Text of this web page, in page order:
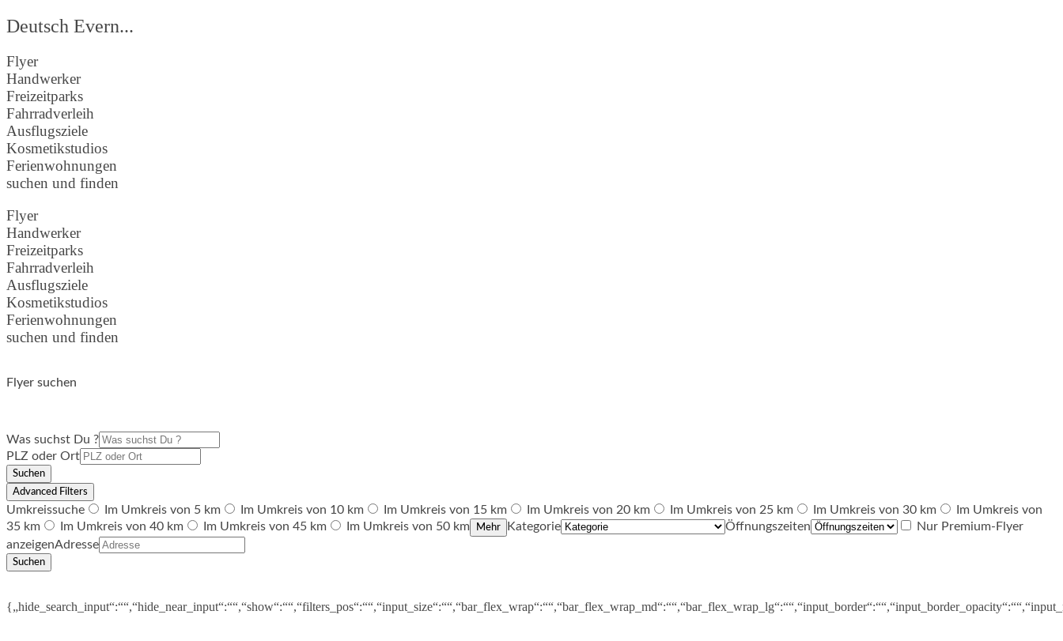
Deutsch Evern...
Flyer
Handwerker
Freizeitparks
Fahrradverleih
Ausflugsziele
Kosmetikstudios
Ferienwohnungen
suchen und finden
Flyer
Handwerker
Freizeitparks
Fahrradverleih
Ausflugsziele
Kosmetikstudios
Ferienwohnungen
suchen und finden
Flyer suchen
Was suchst Du ?
PLZ oder Ort
Suchen
Advanced Filters
Umkreissuche Im Umkreis von 5 km Im Umkreis von 10 km Im Umkreis von 15 km Im Umkreis von 20 km Im Umkreis von 25 km Im Umkreis von 30 km
Im Umkreis von
35 km
Im Umkreis von 40 km Im Umkreis von 45 km Im Umkreis von 50 km Mehr Kategorie Öffnungszeiten
Nur Premium-Flyer
anzeigenAdresse
Suchen